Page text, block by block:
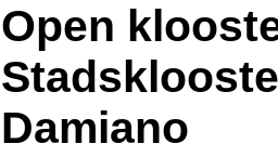
Open
Damiano